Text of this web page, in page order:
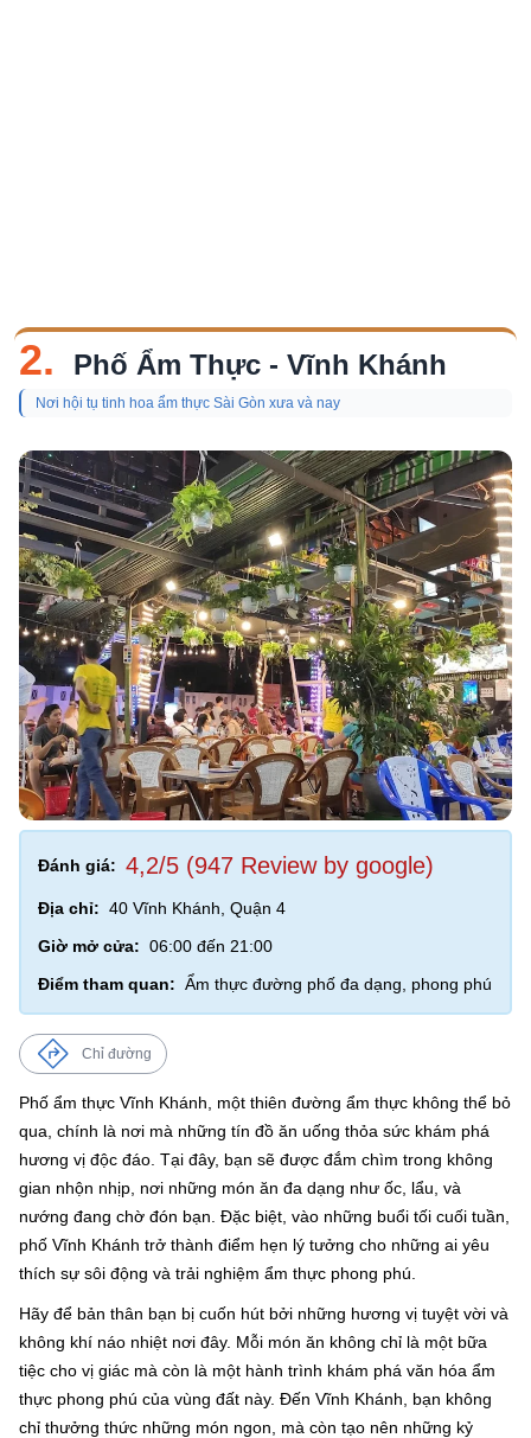
2. Phố Ẩm Thực - Vĩnh Khánh
Nơi hội tụ tinh hoa ẩm thực Sài Gòn xưa và nay
Đánh giá: 4,2/5 (947 Review by google)
Địa chỉ: 40 Vĩnh Khánh, Quận 4
Giờ mở cửa: 06:00 đến 21:00
Điểm tham quan: Ẩm thực đường phố đa dạng, phong phú
Chỉ đường
Phố ẩm thực Vĩnh Khánh, một thiên đường ẩm thực không thể bỏ
qua, chính là nơi mà những tín đồ ăn uống thỏa sức khám phá
hương vị độc đáo. Tại đây, bạn sẽ được đắm chìm trong không
gian nhộn nhịp, nơi những món ăn đa dạng như ốc, lẩu, và
nướng đang chờ đón bạn. Đặc biệt, vào những buổi tối cuối tuần,
phố Vĩnh Khánh trở thành điểm hẹn lý tưởng cho những ai yêu
thích sự sôi động và trải nghiệm ẩm thực phong phú.
Hãy để bản thân bạn bị cuốn hút bởi những hương vị tuyệt vời và
không khí náo nhiệt nơi đây. Mỗi món ăn không chỉ là một bữa
tiệc cho vị giác mà còn là một hành trình khám phá văn hóa ẩm
thực phong phú của vùng đất này. Đến Vĩnh Khánh, bạn không
chỉ thưởng thức những món ngon, mà còn tạo nên những kỷ